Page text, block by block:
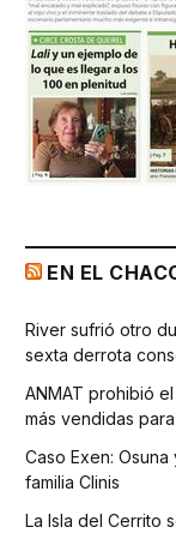
EN EL
River sufrió otro
sexta derrota
ANMAT prohibió
más vendidas
Caso Exen:
familia Clinis
La Isla del Cerrito